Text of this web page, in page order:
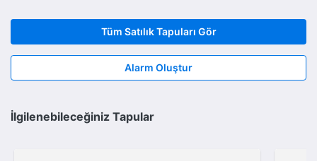
Tüm Satılık Tapuları Gör
Alarm Oluştur
İlgilenebileceğiniz Tapular